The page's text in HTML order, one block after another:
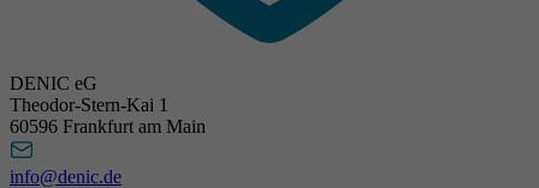
DENIC eG
Theodor-Stern-Kai 1
60596 Frankfurt am Main
info@denic.de